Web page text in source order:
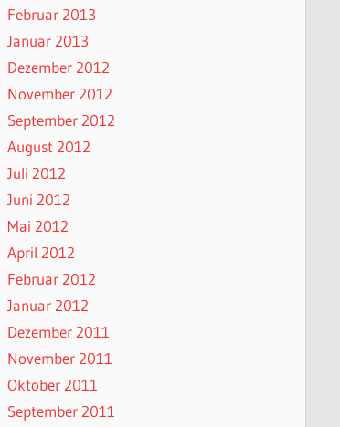
Februar 2013
Januar 2013
Dezember 2012
November 2012
September 2012
August 2012
Juli 2012
Juni 2012
Mai 2012
April 2012
Februar 2012
Januar 2012
Dezember 2011
November 2011
Oktober 2011
September 2011